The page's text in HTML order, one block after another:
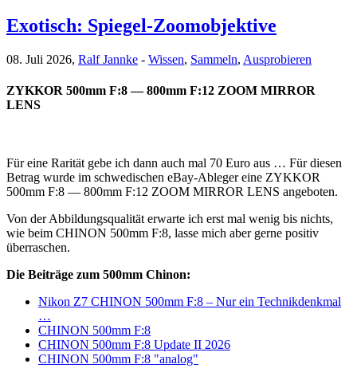
Exotisch: Spiegel-Zoomobjektive
08. Juli 2026, Ralf Jannke - Wissen, Sammeln, Ausprobieren
ZYKKOR 500mm F:8 — 800mm F:12 ZOOM MIRROR
LENS
Für eine Rarität gebe ich dann auch mal 70 Euro aus … Für diesen
Betrag wurde im schwedischen eBay-Ableger eine ZYKKOR
500mm F:8 — 800mm F:12 ZOOM MIRROR LENS angeboten.
Von der Abbildungsqualität erwarte ich erst mal wenig bis nichts,
wie beim CHINON 500mm F:8, lasse mich aber gerne positiv
überraschen.
Die Beiträge zum 500mm Chinon:
Nikon Z7 CHINON 500mm F:8 – Nur ein Technikdenkmal
…
CHINON 500mm F:8
CHINON 500mm F:8 Update II 2026
CHINON 500mm F:8 "analog"